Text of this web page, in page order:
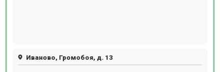
Иваново, Громобоя, д. 13